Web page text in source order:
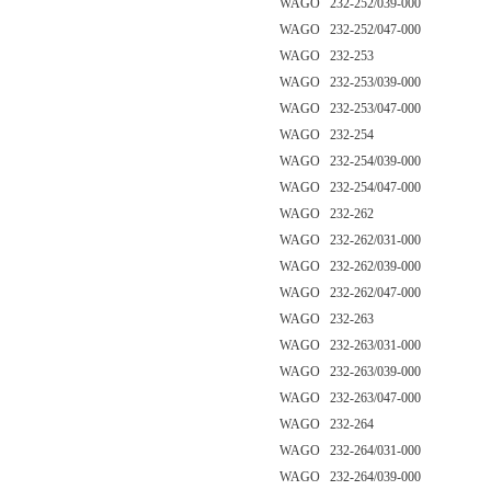
WAGO 232-252/039-000
WAGO 232-252/047-000
WAGO 232-253
WAGO 232-253/039-000
WAGO 232-253/047-000
WAGO 232-254
WAGO 232-254/039-000
WAGO 232-254/047-000
WAGO 232-262
WAGO 232-262/031-000
WAGO 232-262/039-000
WAGO 232-262/047-000
WAGO 232-263
WAGO 232-263/031-000
WAGO 232-263/039-000
WAGO 232-263/047-000
WAGO 232-264
WAGO 232-264/031-000
WAGO 232-264/039-000